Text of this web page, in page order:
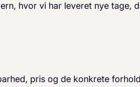
hvor vi har leveret nye tage,
pris og de konkrete